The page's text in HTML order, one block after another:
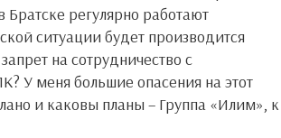
регулярно работают
ситуации будет производится
на сотрудничество с
У меня большие опасения на этот
и каковы планы – Группа «Илим», к